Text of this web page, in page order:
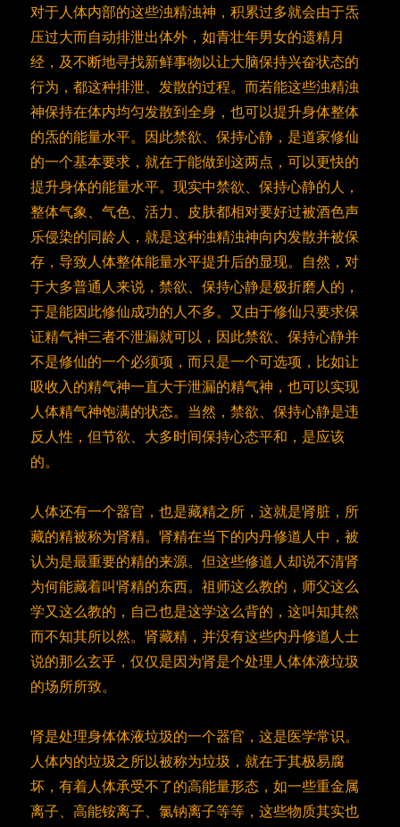
对于人体内部的这些浊精浊神，积累过多就会由于炁
压过大而自动排泄出体外，如青壮年男女的遗精月
经，及不断地寻找新鲜事物以让大脑保持兴奋状态的
行为，都这种排泄、发散的过程。而若能这些浊精浊
神保持在体内均匀发散到全身，也可以提升身体整体
的炁的能量水平。因此禁欲、保持心静，是道家修仙
的一个基本要求，就在于能做到这两点，可以更快的
提升身体的能量水平。现实中禁欲、保持心静的人，
整体气象、气色、活力、皮肤都相对要好过被酒色声
乐侵染的同龄人，就是这种浊精浊神向内发散并被保
存，导致人体整体能量水平提升后的显现。自然，对
于大多普通人来说，禁欲、保持心静是极折磨人的，
于是能因此修仙成功的人不多。又由于修仙只要求保
证精气神三者不泄漏就可以，因此禁欲、保持心静并
不是修仙的一个必须项，而只是一个可选项，比如让
吸收入的精气神一直大于泄漏的精气神，也可以实现
人体精气神饱满的状态。当然，禁欲、保持心静是违
反人性，但节欲、大多时间保持心态平和，是应该
的。
人体还有一个器官，也是藏精之所，这就是肾脏，所
藏的精被称为肾精。肾精在当下的内丹修道人中，被
认为是最重要的精的来源。但这些修道人却说不清肾
为何能藏着叫肾精的东西。祖师这么教的，师父这么
学又这么教的，自己也是这学这么背的，这叫知其然
而不知其所以然。肾藏精，并没有这些内丹修道人士
说的那么玄乎，仅仅是因为肾是个处理人体体液垃圾
的场所所致。
肾是处理身体体液垃圾的一个器官，这是医学常识。
人体内的垃圾之所以被称为垃圾，就在于其极易腐
坏，有着人体承受不了的高能量形态，如一些重金属
离子、高能铵离子、氯钠离子等等，这些物质其实也